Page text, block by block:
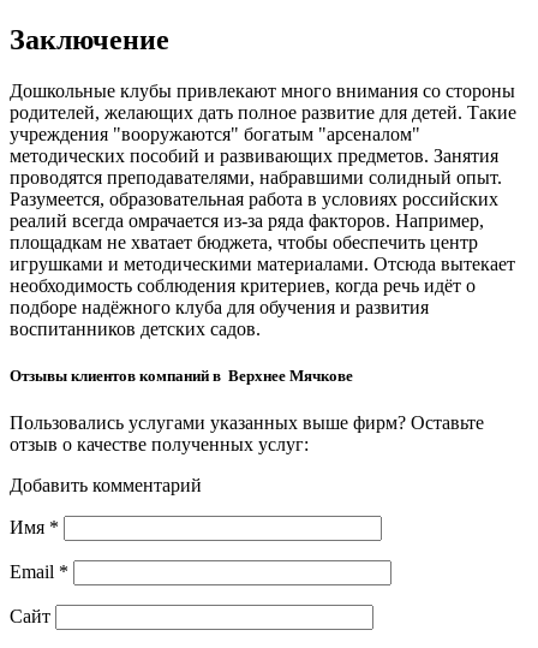
Заключение
Дошкольные клубы привлекают много внимания со стороны
родителей, желающих дать полное развитие для детей. Такие
учреждения "вооружаются" богатым "арсеналом"
методических пособий и развивающих предметов. Занятия
проводятся преподавателями, набравшими солидный опыт.
Разумеется, образовательная работа в условиях российских
реалий всегда омрачается из-за ряда факторов. Например,
площадкам не хватает бюджета, чтобы обеспечить центр
игрушками и методическими материалами. Отсюда вытекает
необходимость соблюдения критериев, когда речь идёт о
подборе надёжного клуба для обучения и развития
воспитанников детских садов.
Отзывы клиентов компаний в Верхнее Мячкове
Пользовались услугами указанных выше фирм? Оставьте
отзыв о качестве полученных услуг:
Добавить комментарий
Имя *
Email *
Сайт